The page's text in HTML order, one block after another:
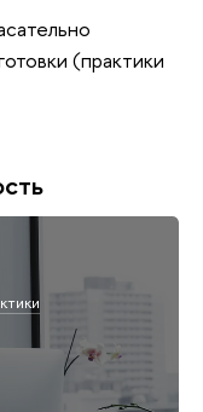
(практики